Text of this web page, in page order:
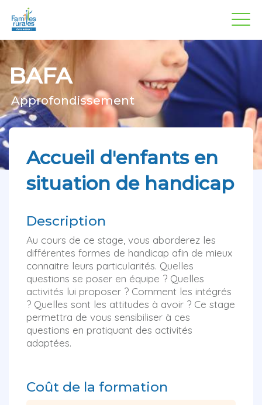
contenu
principal
BAFA
Approfondissement
Accueil d'enfants en
situation de handicap
Description
Au cours de ce stage, vous aborderez les
différentes formes de handicap afin de mieux
connaitre leurs particularités. Quelles
questions se poser en équipe ? Quelles
activités lui proposer ? Comment les intégrés
? Quelles sont les attitudes à avoir ? Ce stage
permettra de vous sensibiliser à ces
questions en pratiquant des activités
adaptées.
Coût de la formation
Panneau de gestion des cookies